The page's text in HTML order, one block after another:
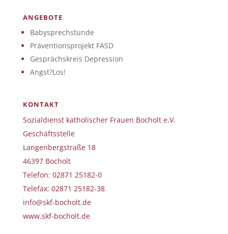
ANGEBOTE
Babysprechstunde
Präventionsprojekt FASD
Gesprächskreis Depression
Angst?Los!
KONTAKT
Sozialdienst katholischer Frauen Bocholt e.V.
Geschäftsstelle
Langenbergstraße 18
46397 Bocholt
Telefon: 02871 25182-0
Telefax: 02871 25182-38
info@skf-bocholt.de
www.skf-bocholt.de